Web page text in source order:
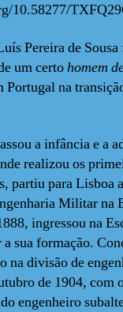
10.58277/
Pereira de
um certohomem
Portugal na
a infância e a
realizou os
partiu para Lisboa
Militar na
ingressou na
sua formação.
na divisão de
de 1904, com
engenheiro